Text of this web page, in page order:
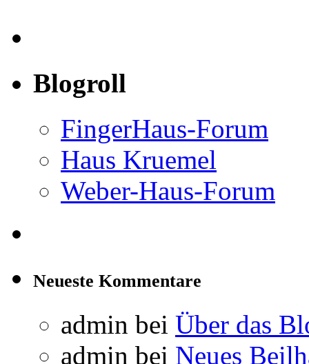
Blogroll
FingerHaus-Forum
Haus Kruemel
Weber-Haus-Forum
Neueste Kommentare
admin bei Über das
admin bei Neues